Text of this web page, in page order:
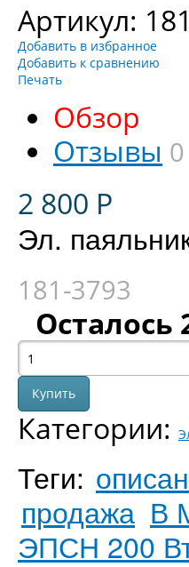
Артикул:
Добавить в избранное
Добавить к сравнению
Печать
Обзор
Отзывы 0
2 800 Р
Эл.
181-3793
Осталось
Категории:
Теги:
продажа В
ЭПСН 200